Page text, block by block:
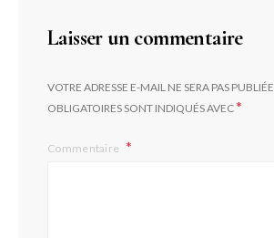
Laisser un commentaire
VOTRE ADRESSE E-MAIL NE SERA PAS PUBLIÉE.
OBLIGATOIRES SONT INDIQUÉS AVEC*
Commentaire